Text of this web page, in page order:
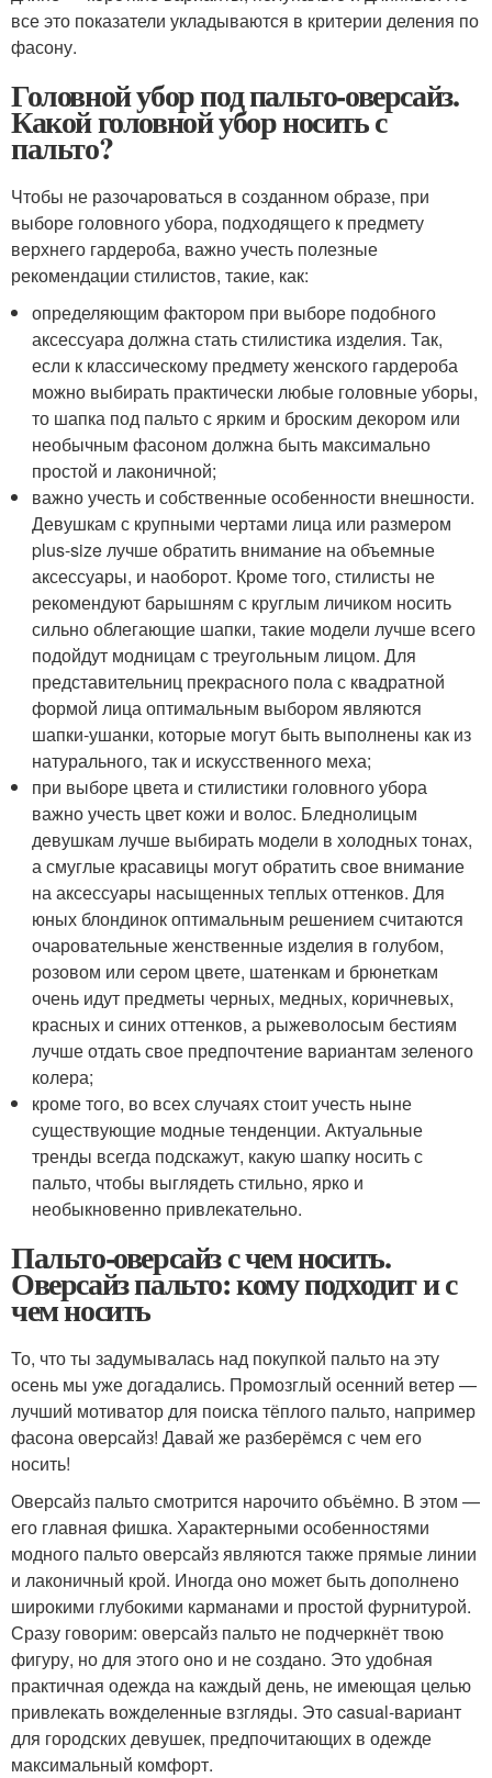
все это показатели укладываются в критерии деления по
фасону.
Головной убор под пальто-оверсайз.
Какой головной убор носить с
пальто?
Чтобы не разочароваться в созданном образе, при
выборе головного убора, подходящего к предмету
верхнего гардероба, важно учесть полезные
рекомендации стилистов, такие, как:
определяющим фактором при выборе подобного
аксессуара должна стать стилистика изделия. Так,
если к классическому предмету женского гардероба
можно выбирать практически любые головные уборы,
то шапка под пальто с ярким и броским декором или
необычным фасоном должна быть максимально
простой и лаконичной;
важно учесть и собственные особенности внешности.
Девушкам с крупными чертами лица или размером
plus-size лучше обратить внимание на объемные
аксессуары, и наоборот. Кроме того, стилисты не
рекомендуют барышням с круглым личиком носить
сильно облегающие шапки, такие модели лучше всего
подойдут модницам с треугольным лицом. Для
представительниц прекрасного пола с квадратной
формой лица оптимальным выбором являются
шапки-ушанки, которые могут быть выполнены как из
натурального, так и искусственного меха;
при выборе цвета и стилистики головного убора
важно учесть цвет кожи и волос. Бледнолицым
девушкам лучше выбирать модели в холодных тонах,
а смуглые красавицы могут обратить свое внимание
на аксессуары насыщенных теплых оттенков. Для
юных блондинок оптимальным решением считаются
очаровательные женственные изделия в голубом,
розовом или сером цвете, шатенкам и брюнеткам
очень идут предметы черных, медных, коричневых,
красных и синих оттенков, а рыжеволосым бестиям
лучше отдать свое предпочтение вариантам зеленого
колера;
кроме того, во всех случаях стоит учесть ныне
существующие модные тенденции. Актуальные
тренды всегда подскажут, какую шапку носить с
пальто, чтобы выглядеть стильно, ярко и
необыкновенно привлекательно.
Пальто-оверсайз с чем носить.
Оверсайз пальто: кому подходит и с
чем носить
То, что ты задумывалась над покупкой пальто на эту
осень мы уже догадались. Промозглый осенний ветер —
лучший мотиватор для поиска тёплого пальто, например
фасона оверсайз! Давай же разберёмся с чем его
носить!
Оверсайз пальто смотрится нарочито объёмно. В этом —
его главная фишка. Характерными особенностями
модного пальто оверсайз являются также прямые линии
и лаконичный крой. Иногда оно может быть дополнено
широкими глубокими карманами и простой фурнитурой.
Сразу говорим: оверсайз пальто не подчеркнёт твою
фигуру, но для этого оно и не создано. Это удобная
практичная одежда на каждый день, не имеющая целью
привлекать вожделенные взгляды. Это casual-вариант
для городских девушек, предпочитающих в одежде
максимальный комфорт.